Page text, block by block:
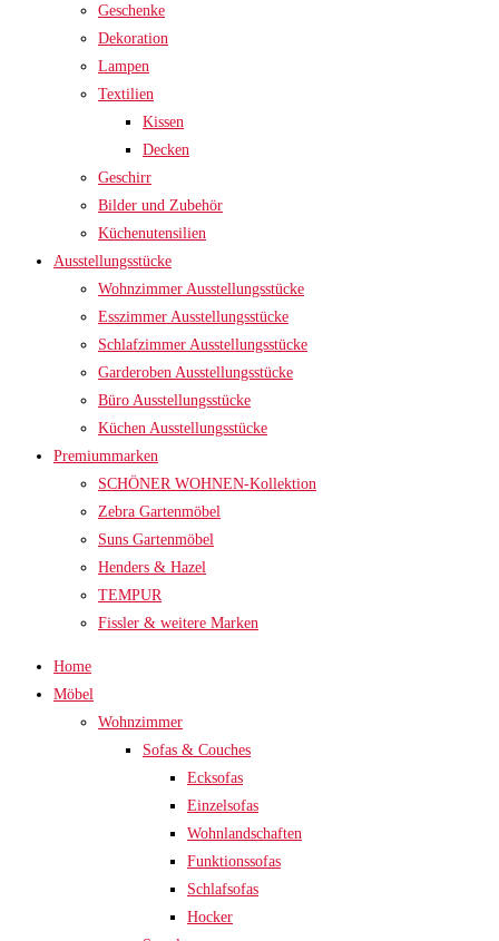
Geschenke
Dekoration
Lampen
Textilien
Kissen
Decken
Geschirr
Bilder und Zubehör
Küchenutensilien
Ausstellungsstücke
Wohnzimmer Ausstellungsstücke
Esszimmer Ausstellungsstücke
Schlafzimmer Ausstellungsstücke
Garderoben Ausstellungsstücke
Büro Ausstellungsstücke
Küchen Ausstellungsstücke
Premiummarken
SCHÖNER WOHNEN-Kollektion
Zebra Gartenmöbel
Suns Gartenmöbel
Henders & Hazel
TEMPUR
Fissler & weitere Marken
Home
Möbel
Wohnzimmer
Sofas & Couches
Ecksofas
Einzelsofas
Wohnlandschaften
Funktionssofas
Schlafsofas
Hocker